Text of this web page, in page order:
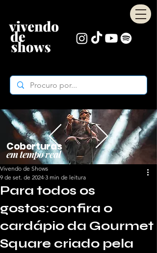
Coberturas
em tempo real
Para todos os
gostos:confira o
cardápio da Gourmet
Square criado pela
Vivendo de Shows
9 de set. de 2024 3 min de leitura